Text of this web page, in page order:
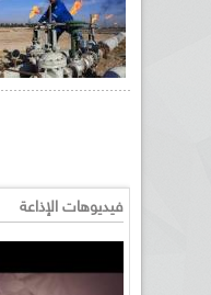
فيديوهات الإذاعة